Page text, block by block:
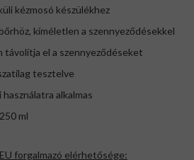
kézmosó készülékhez
kíméletlen a szennyeződésekkel
távolítja el a szennyeződéseket
tesztelve
alkalmas
ml
forgalmazó elérhetősége: